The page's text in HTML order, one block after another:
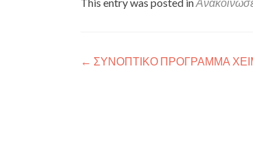
Πλοήγηση άρθρων
← ΣΥΝΟΠΤΙΚΟ ΠΡΟΓΡΑΜΜΑ